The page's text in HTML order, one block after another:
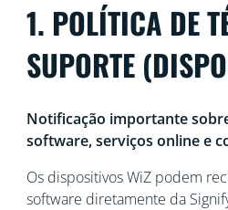
1. POLÍTICA DE
SUPORTE
Notificação importante
software, serviços online e
Os dispositivos WiZ podem
software diretamente da